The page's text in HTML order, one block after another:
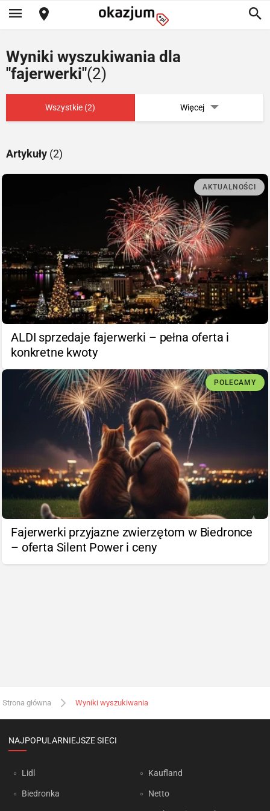
Wyniki wyszukiwania dla
"fajerwerki"(2)
Wszystkie (2) Więcej
Artykuły (2)
AKTUALNOŚCI
ALDI sprzedaje fajerwerki – pełna oferta i
konkretne kwoty
POLECAMY
Fajerwerki przyjazne zwierzętom w Biedronce
– oferta Silent Power i ceny
Strona główna Wyniki wyszukiwania
NAJPOPULARNIEJSZE SIECI
Lidl
Biedronka
Kaufland
Netto